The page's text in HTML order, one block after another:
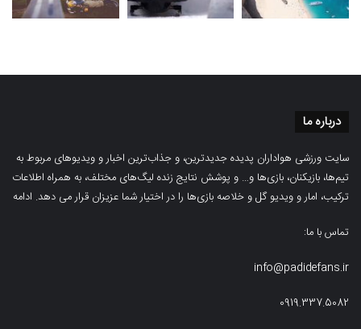
درباره ما
سایت ورزشی هواداران پدیده جدیدترین، و جذاب‌ترین اخبار و ویدیوهای مربوط به
تیم‌ها، بازیکنان، بازی‌ها و… و پوشش نتایج زنده لیگ‌های مختلف، به همراه اطلاعات
ترکیب، امار و ویدیو‌‌ گل‌ و خلاصه بازی‌ها را در اختیار شما عزیزان قرار می دهد. ادامه
تماس با ما:
info@padidefans.ir
0919.337.5082